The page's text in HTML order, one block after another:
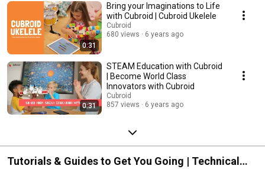
0:31
Bring your Imaginations to Life
with Cubroid | Cubroid Ukelele
Cubroid
680 views
6 years ago
0:31
STEAM Education with Cubroid
| Become World Class
Innovators with Cubroid
Cubroid
857 views
6 years ago
Tutorials & Guides to Get You Going | Technical